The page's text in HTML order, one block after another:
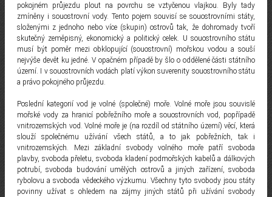
pokojném průjezdu plout na povrchu se vztyčenou vlajkou. Byly tady
zmíněny i souostrovní vody. Tento pojem souvisí se souostrovními státy,
složenými z jednoho nebo více (skupin) ostrovů tak, že dohromady tvoří
skutečný zeměpisný, ekonomický a politický celek. U souostrovního státu
musí být poměr mezi obklopující (souostrovní) mořskou vodou a souší
nejvýše devět ku jedné. V opačném případě by šlo o oddělené části státního
území. I v souostrovních vodách platí výkon suverenity souostrovního státu
a právo pokojného průjezdu.
Poslední kategorií vod je volné (společné) moře. Volné moře jsou souvislé
mořské vody za hranicí pobřežního moře a souostrovních vod, popřípadě
vnitrozemských vod. Volné moře je (na rozdíl od státního území) věcí, která
slouží společnému užívání všech států, a to jak pobřežních, tak i
vnitrozemských. Mezi základní svobody volného moře patří svoboda
plavby, svoboda přeletu, svoboda kladení podmořských kabelů a dálkových
potrubí, svoboda budování umělých ostrovů a jiných zařízení, svoboda
rybolovu a svoboda vědeckého výzkumu. Všechny tyto svobody jsou státy
povinny užívat s ohledem na zájmy jiných států při užívání svobody